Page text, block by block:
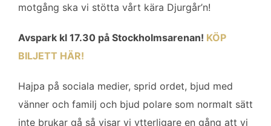
motgång ska vi stötta vårt kära Djurgår’n!
Avspark kl 17.30 på Stockholmsarenan! KÖP
BILJETT HÄR!
Hajpa på sociala medier, sprid ordet, bjud med
vänner och familj och bjud polare som normalt sätt
inte brukar gå så visar vi ytterligare en gång att vi